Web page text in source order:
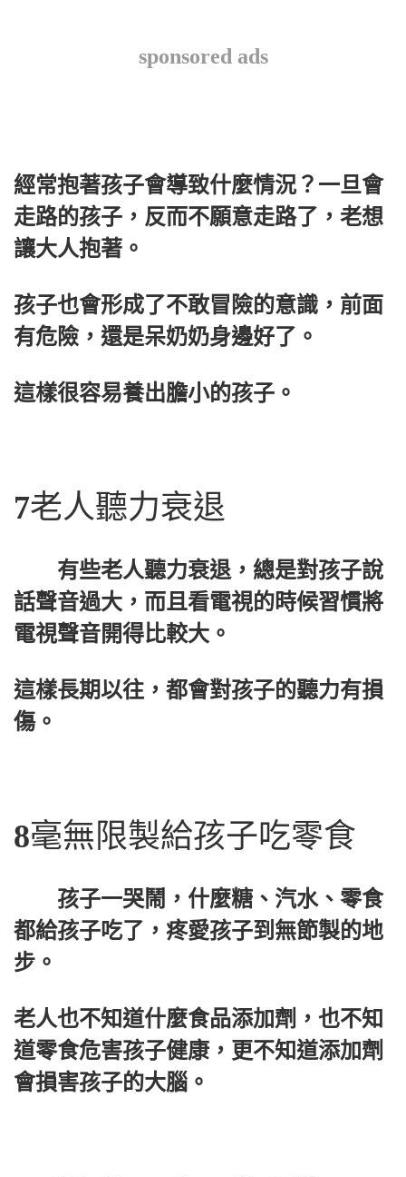
sponsored ads
經常抱著孩子會導致什麼情況？一旦會
走路的孩子，反而不願意走路了，老想
讓大人抱著。
孩子也會形成了不敢冒險的意識，前面
有危險，還是呆奶奶身邊好了。
這樣很容易養出膽小的孩子。
7老人聽力衰退
有些老人聽力衰退，總是對孩子說
話聲音過大，而且看電視的時候習慣將
電視聲音開得比較大。
這樣長期以往，都會對孩子的聽力有損
傷。
8毫無限製給孩子吃零食
孩子一哭鬧，什麼糖、汽水、零食
都給孩子吃了，疼愛孩子到無節製的地
步。
老人也不知道什麼食品添加劑，也不知
道零食危害孩子健康，更不知道添加劑
會損害孩子的大腦。